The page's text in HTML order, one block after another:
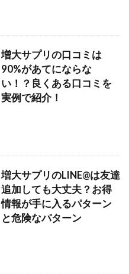
増大サプリの口コミは
90%があてにならな
い！？良くある口コミを
実例で紹介！
増大サプリのLINE@は友達
追加しても大丈夫？お得
情報が手に入るパターン
と危険なパターン